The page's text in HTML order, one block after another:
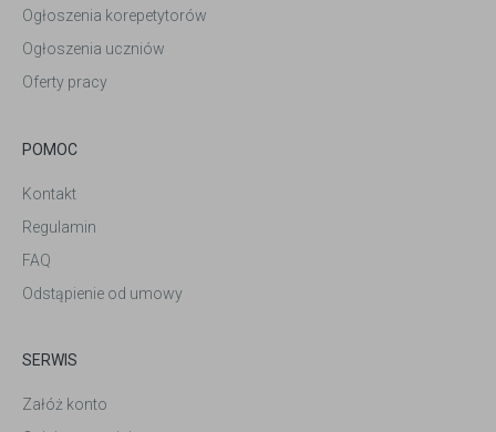
Ogłoszenia korepetytorów
Ogłoszenia uczniów
Oferty pracy
POMOC
Kontakt
Regulamin
FAQ
Odstąpienie od umowy
SERWIS
Załóż konto